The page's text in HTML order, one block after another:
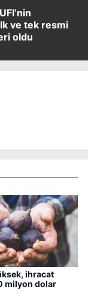
ve tek resmi
oldu
ihracat
milyon dolar